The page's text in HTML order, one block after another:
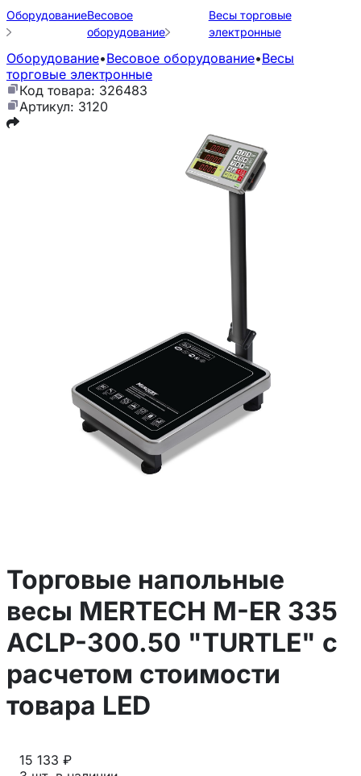
ОборудованиеВесовое
оборудование
Весы торговые
электронные
Оборудование•Весовое оборудование•Весы
торговые электронные
Код товара: 326483
Артикул: 3120
Торговые напольные
весы MERTECH M-ER 335
ACLP-300.50 "TURTLE" с
расчетом стоимости
товара LED
15 133 ₽